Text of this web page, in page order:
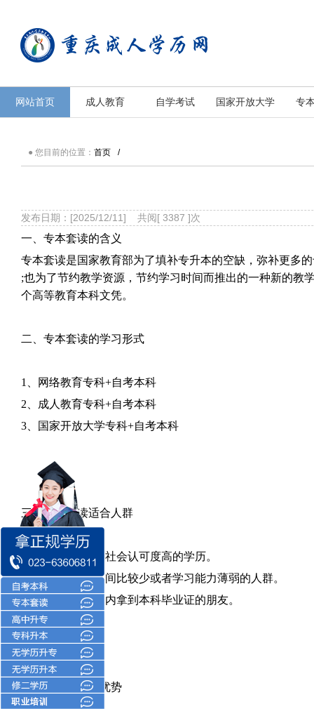
重庆成人学历中心
网站首页 成人教育 自学考试 国家开放大学 专
● 您目前的位置： 首页 /
发布日期：[2025/12/11] 共阅[ 3387 ]次
一、专本套读的含义
专本套读是国家教育部为了填补专升本的空缺，弥补更多
;也为了节约教学资源，节约学习时间而推出的一种新的教
个高等教育本科文凭。
二、专本套读的学习形式
1、网络教育专科+自考本科
2、成人教育专科+自考本科
3、国家开放大学专科+自考本科
三、专本套读适合人群
1、想要取得一个社会认可度高的学历。
2、提升学历的时间比较少或者学习能力薄弱的人群。
3、想在最短时间内拿到本科毕业证的朋友。
四、专本套读的优势